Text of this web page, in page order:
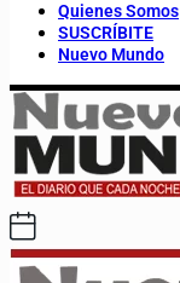
Quienes Somos
SUSCRÍBITE
Nuevo Mundo